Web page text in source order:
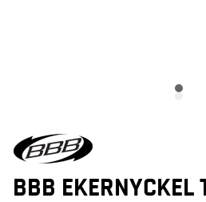
BBB EKERNYCKEL